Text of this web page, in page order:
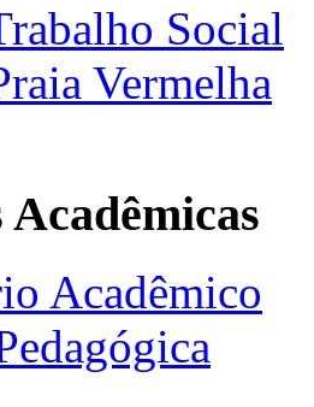
Social
Vermelha
Acadêmico